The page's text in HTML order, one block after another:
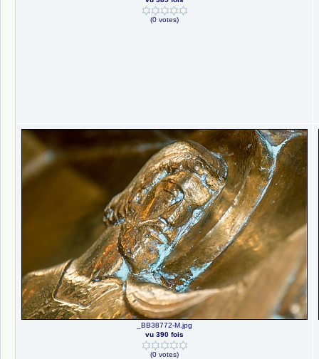
(0 votes)
_BB38772-M.jpg
vu 390 fois
(0 votes)